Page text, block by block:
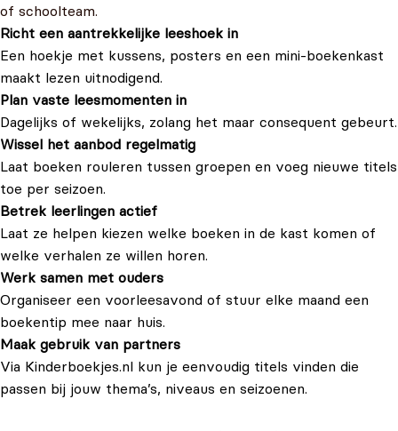
of schoolteam.
Richt een aantrekkelijke leeshoek in
Een hoekje met kussens, posters en een mini-boekenkast
maakt lezen uitnodigend.
Plan vaste leesmomenten in
Dagelijks of wekelijks, zolang het maar consequent gebeurt.
Wissel het aanbod regelmatig
Laat boeken rouleren tussen groepen en voeg nieuwe titels
toe per seizoen.
Betrek leerlingen actief
Laat ze helpen kiezen welke boeken in de kast komen of
welke verhalen ze willen horen.
Werk samen met ouders
Organiseer een voorleesavond of stuur elke maand een
boekentip mee naar huis.
Maak gebruik van partners
Via Kinderboekjes.nl kun je eenvoudig titels vinden die
passen bij jouw thema’s, niveaus en seizoenen.